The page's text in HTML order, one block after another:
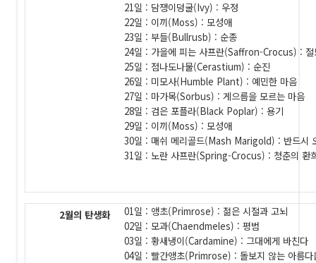
21일 : 담쟁이덩굴(Ivy) : 우정
22일 : 이끼(Moss) : 모성애
23일 : 부들(Bullrusb) : 순종
24일 : 가을에 피는 사프란(Saffron-Crocus) : 절
25일 : 점나도나물(Cerastium) : 순진
26일 : 미모사(Humble Plant) : 예민한 마음
27일 : 마가목(Sorbus) : 게으름을 모르는 마음
28일 : 검은 포플라(Black Poplar) : 용기
29일 : 이끼(Moss) : 모성애
30일 : 매쉬 메리골드(Mash Marigold) : 반드시
31일 : 노란 사프란(Spring-Crocus) : 청춘의 환
2월의 탄생화
01일 : 앵초(Primrose) : 젊은 시절과 고뇌
02일 : 모과(Chaendmeles) : 평범
03일 : 황새냉이(Cardamine) : 그대에게 바친다
04일 : 빨간앵초(Primrose) : 돌보지 않는 아름다